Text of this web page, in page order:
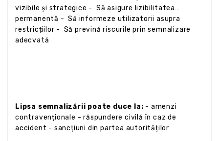
vizibile și strategice - Să asigure lizibilitatea
permanentă - Să informeze utilizatorii asupra
restricțiilor - Să prevină riscurile prin semnalizare
adecvată
Lipsa semnalizării poate duce la: - amenzi
contravenționale - răspundere civilă în caz de
accident - sancțiuni din partea autorităților